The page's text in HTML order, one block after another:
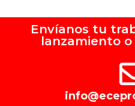
Envíanos tu
lanzamiento